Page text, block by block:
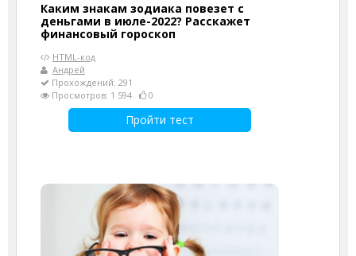
Каким знакам зодиака повезет с
деньгами в июле-2022? Расскажет
финансовый гороскоп
HTML-код
Андрей
Прохождений: 291
Просмотров: 1 594
0
Пройти тест